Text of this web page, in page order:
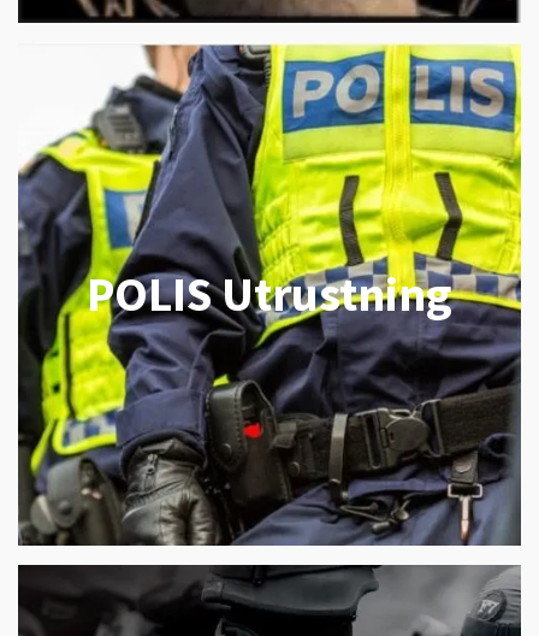
POLIS Utrustning